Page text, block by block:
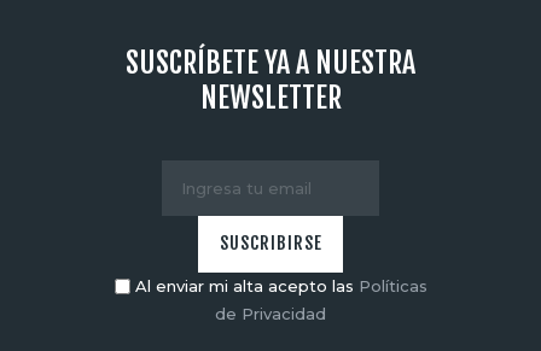
SUSCRÍBETE YA A NUESTRA
NEWSLETTER
Al enviar mi alta acepto las Políticas
de Privacidad